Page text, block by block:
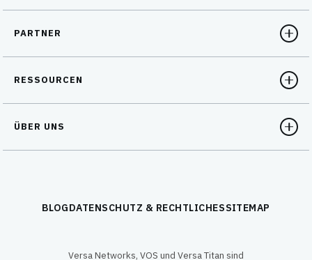
PARTNER
RESSOURCEN
ÜBER UNS
BLOGDATENSCHUTZ & RECHTLICHESSITEMAP
Versa Networks, VOS und Versa Titan sind